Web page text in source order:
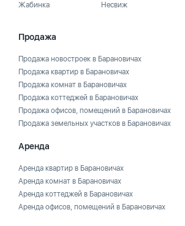
Жабинка
Несвиж
Продажа
Продажа новостроек в Барановичах
Продажа квартир в Барановичах
Продажа комнат в Барановичах
Продажа коттеджей в Барановичах
Продажа офисов, помещений в Барановичах
Продажа земельных участков в Барановичах
Аренда
Аренда квартир в Барановичах
Аренда комнат в Барановичах
Аренда коттеджей в Барановичах
Аренда офисов, помещений в Барановичах